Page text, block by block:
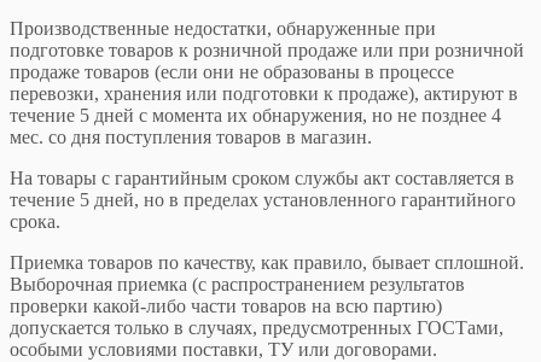
Производственные недостатки, обнаруженные при
подготовке товаров к розничной продаже или при розничной
продаже товаров (если они не образованы в процессе
перевозки, хранения или подготовки к продаже), актируют в
течение 5 дней с момента их обнаружения, но не позднее 4
мес. со дня поступления товаров в магазин.
На товары с гарантийным сроком службы акт составляется в
течение 5 дней, но в пределах установленного гарантийного
срока.
Приемка товаров по качеству, как правило, бывает сплошной.
Выборочная приемка (с распространением результатов
проверки какой-либо части товаров на всю партию)
допускается только в случаях, предусмотренных ГОСТами,
особыми условиями поставки, ТУ или договорами.